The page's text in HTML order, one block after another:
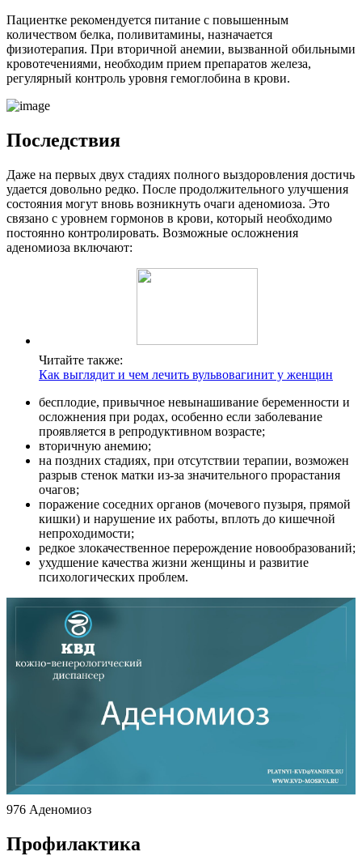
Пациентке рекомендуется питание с повышенным
количеством белка, поливитамины, назначается
физиотерапия. При вторичной анемии, вызванной обильными
кровотечениями, необходим прием препаратов железа,
регулярный контроль уровня гемоглобина в крови.
Последствия
Даже на первых двух стадиях полного выздоровления достичь
удается довольно редко. После продолжительного улучшения
состояния могут вновь возникнуть очаги аденомиоза. Это
связано с уровнем гормонов в крови, который необходимо
постоянно контролировать. Возможные осложнения
аденомиоза включают:
Читайте также:
Как выглядит и чем лечить вульвовагинит у женщин
бесплодие, привычное невынашивание беременности и
осложнения при родах, особенно если заболевание
проявляется в репродуктивном возрасте;
вторичную анемию;
на поздних стадиях, при отсутствии терапии, возможен
разрыв стенок матки из-за значительного прорастания
очагов;
поражение соседних органов (мочевого пузыря, прямой
кишки) и нарушение их работы, вплоть до кишечной
непроходимости;
редкое злокачественное перерождение новообразований;
ухудшение качества жизни женщины и развитие
психологических проблем.
976 Аденомиоз
Профилактика